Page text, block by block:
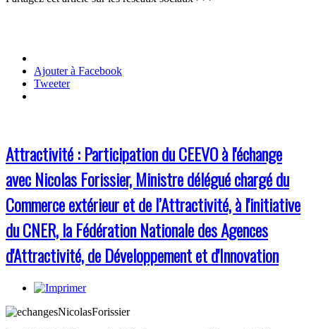
Ajouter à Facebook
Tweeter
Attractivité : Participation du CEEVO à l'échange
avec Nicolas Forissier, Ministre délégué chargé du
Commerce extérieur et de l’Attractivité, à l'initiative
du CNER, la Fédération Nationale des Agences
d'Attractivité, de Développement et d'Innovation